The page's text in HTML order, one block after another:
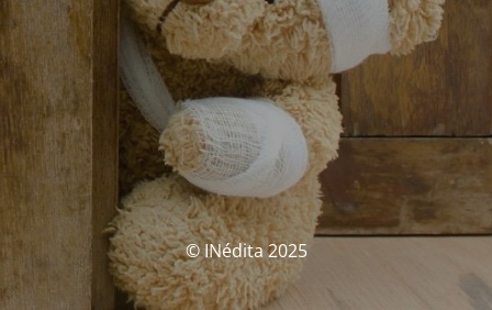
© INédita 2025